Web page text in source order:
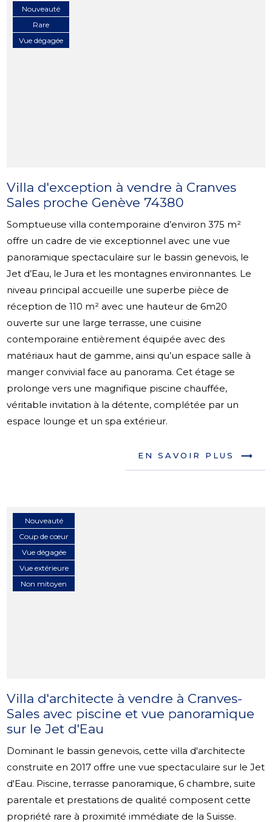
Nouveauté
Rare
Vue dégagée
Villa d'exception à vendre à Cranves
Sales proche Genève 74380
Somptueuse villa contemporaine d’environ 375 m²
offre un cadre de vie exceptionnel avec une vue
panoramique spectaculaire sur le bassin genevois, le
Jet d’Eau, le Jura et les montagnes environnantes. Le
niveau principal accueille une superbe pièce de
réception de 110 m² avec une hauteur de 6m20
ouverte sur une large terrasse, une cuisine
contemporaine entièrement équipée avec des
matériaux haut de gamme, ainsi qu’un espace salle à
manger convivial face au panorama. Cet étage se
prolonge vers une magnifique piscine chauffée,
véritable invitation à la détente, complétée par un
espace lounge et un spa extérieur.
EN SAVOIR PLUS
Nouveauté
Coup de cœur
Vue dégagée
Vue extérieure
Non mitoyen
Villa d'architecte à vendre à Cranves-
Sales avec piscine et vue panoramique
sur le Jet d'Eau
Dominant le bassin genevois, cette villa d'architecte
construite en 2017 offre une vue spectaculaire sur le Jet
d'Eau. Piscine, terrasse panoramique, 6 chambre, suite
parentale et prestations de qualité composent cette
propriété rare à proximité immédiate de la Suisse.